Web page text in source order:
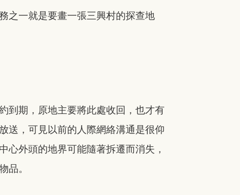
之一就是要畫一張三興村的探查地
到期，原地主要將此處收回，也才有
送，可見以前的人際網絡溝通是很仰
心外頭的地界可能隨著拆遷而消失，
品。